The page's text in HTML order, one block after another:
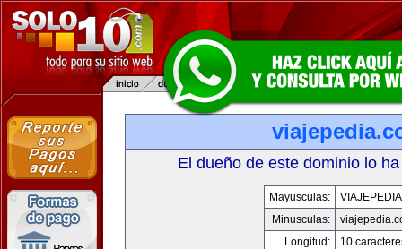
El dueño de este dominio lo
Mayusculas:
Minusculas:
Longitud:
10